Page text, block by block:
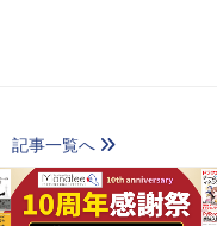
記事一覧へ